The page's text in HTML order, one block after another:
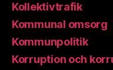
Kollektivtrafik
Kommunal omsorg
Kommunpolitik
Korruption och